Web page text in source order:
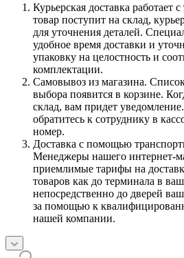
Курьерская доставка работает
товар поступит на склад,
для уточнения деталей.
удобное время доставки и
упаковку на целостность и
комплектации.
Самовывоз из магазина.
выбора появится в корзине.
склад, вам придет
обратитесь к сотруднику в
номер.
Доставка с помощью
Менеджеры нашего интернет-
приемлимые тарифы на
товаров как до терминала в
непосредственно до дверей
за помощью к
нашей компании.